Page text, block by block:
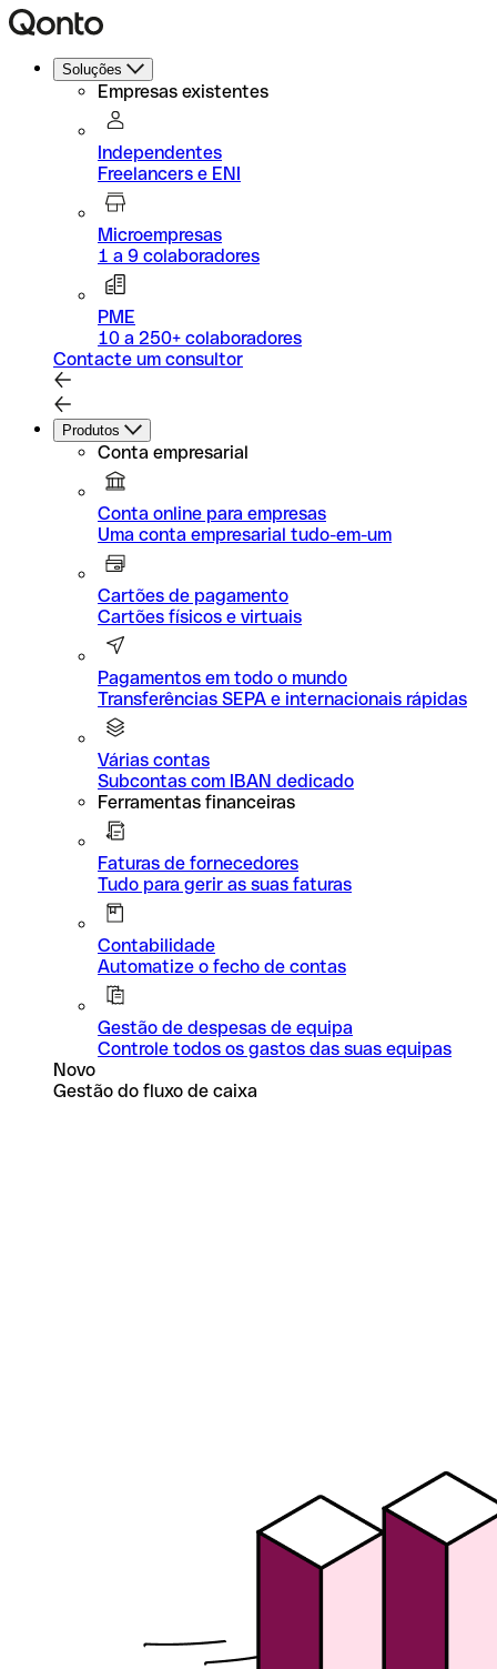
Soluções
Empresas existentes
Independentes
Freelancers e ENI
Microempresas
1 a 9 colaboradores
PME
10 a 250+ colaboradores
Contacte um consultor
Produtos
Conta empresarial
Conta online para empresas
Uma conta empresarial tudo-em-um
Cartões de pagamento
Cartões físicos e virtuais
Pagamentos em todo o mundo
Transferências SEPA e internacionais rápidas
Várias contas
Subcontas com IBAN dedicado
Ferramentas financeiras
Faturas de fornecedores
Tudo para gerir as suas faturas
Contabilidade
Automatize o fecho de contas
Gestão de despesas de equipa
Controle todos os gastos das suas equipas
Novo
Gestão do fluxo de caixa